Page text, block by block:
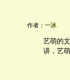
作者： 一冰
艺萌的
讲，艺